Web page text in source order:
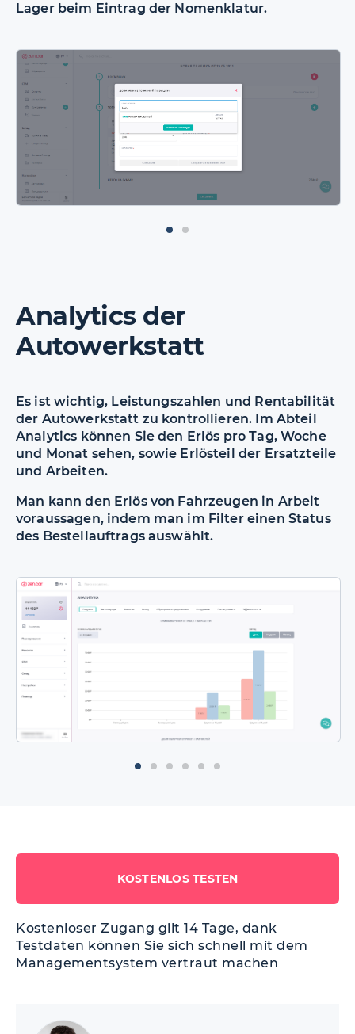
Lager beim Eintrag der Nomenklatur.
Analytics der
Autowerkstatt
Es ist wichtig, Leistungszahlen und Rentabilität
der Autowerkstatt zu kontrollieren. Im Abteil
Analytics können Sie den Erlös pro Tag, Woche
und Monat sehen, sowie Erlösteil der Ersatzteile
und Arbeiten.
Man kann den Erlös von Fahrzeugen in Arbeit
voraussagen, indem man im Filter einen Status
des Bestellauftrags auswählt.
KOSTENLOS TESTEN
Kostenloser Zugang gilt 14 Tage, dank
Testdaten können Sie sich schnell mit dem
Managementsystem vertraut machen